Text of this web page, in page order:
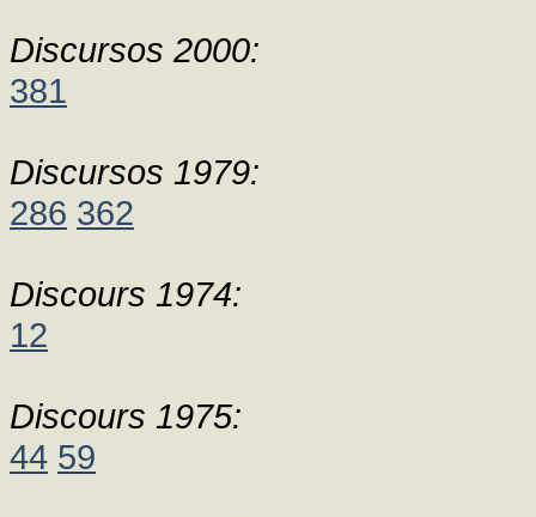
Discursos 2000:
381
Discursos 1979:
286 362
Discours 1974:
12
Discours 1975:
44 59